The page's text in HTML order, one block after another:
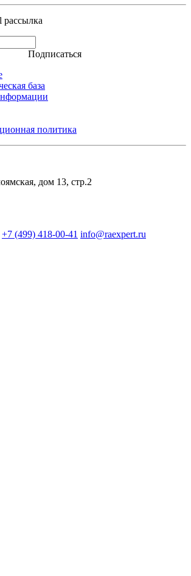
рассылка
Подписаться
база
политика
дом 13, стр.2
+7 (499) 418-00-41 info@raexpert.ru